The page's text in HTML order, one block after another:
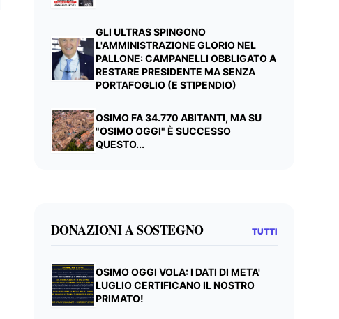
GLI ULTRAS SPINGONO
L'AMMINISTRAZIONE GLORIO NEL
PALLONE: CAMPANELLI OBBLIGATO A
RESTARE PRESIDENTE MA SENZA
PORTAFOGLIO (E STIPENDIO)
OSIMO FA 34.770 ABITANTI, MA SU
"OSIMO OGGI" È SUCCESSO
QUESTO...
DONAZIONI A SOSTEGNO TUTTI
OSIMO OGGI VOLA: I DATI DI META'
LUGLIO CERTIFICANO IL NOSTRO
PRIMATO!